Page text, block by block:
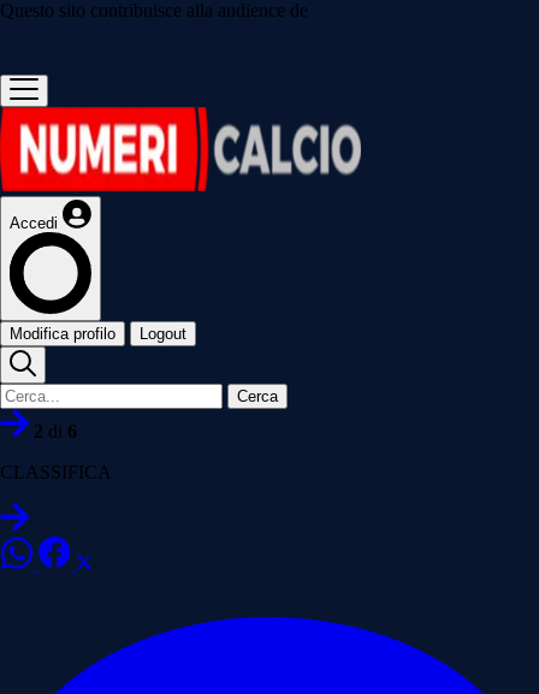
Questo sito contribuisce alla audience de
Accedi
Modifica profilo Logout
Cerca
2 di 6
CLASSIFICA